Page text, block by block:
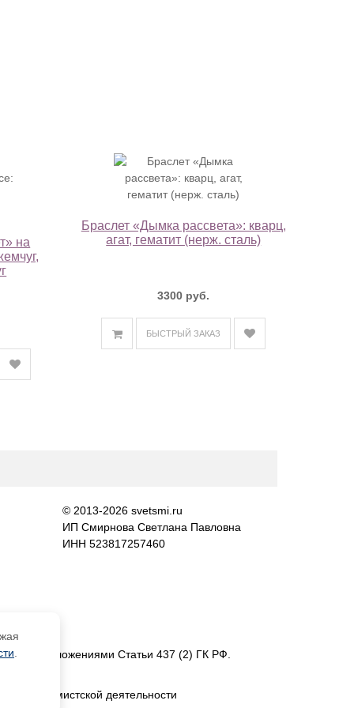
на
Браслет «Дымка рассвета»: кварц,
агат, гематит (нерж. сталь)
3300 руб.
БЫСТРЫЙ ЗАКАЗ
© 2013-2026 svetsmi.ru
ИП Смирнова Светлана Павловна
ИНН 523817257460
положениями Статьи 437 (2) ГК РФ.
экстремистской деятельности